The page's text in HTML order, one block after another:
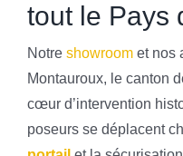
tout le Pays
Notre showroomet nos
Montauroux, le canton
cœur d’intervention
poseurs se déplacent